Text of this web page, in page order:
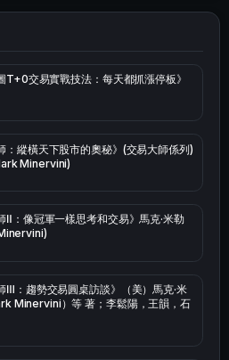
T+0交易實戰技法：每天都抓漲停板》
：縱橫天下股市的奧秘》(交易大師係列)
Minervini)
Ⅱ：像冠軍一樣思考和交易》馬克·米勒
Ⅲ：趨勢交易圓桌訪談》（美）馬克·米
Minervini）等 著；李鬆陽，王韻，石